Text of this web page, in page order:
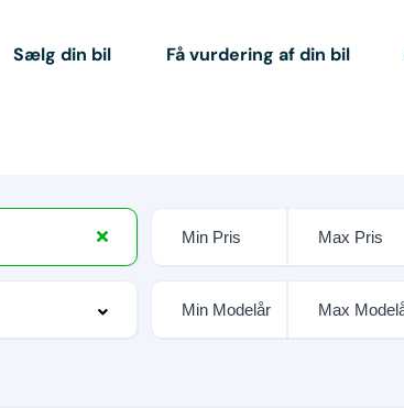
Sælg din bil Få vurdering af din bil